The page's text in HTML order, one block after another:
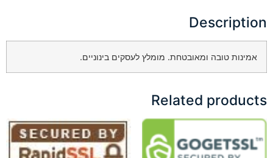
Description
אמינות טובה ומאובטחת. מומלץ לעסקים בינוניים.
Related products